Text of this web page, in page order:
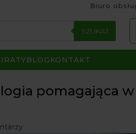
Biuro
SZUKAJ
RATYBLOG KONTAKT
pomagająca